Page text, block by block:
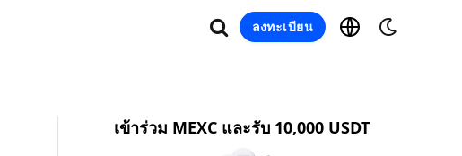
ลงทะเบียน
เข้าร่วม MEXC และรับ 10,000 USDT